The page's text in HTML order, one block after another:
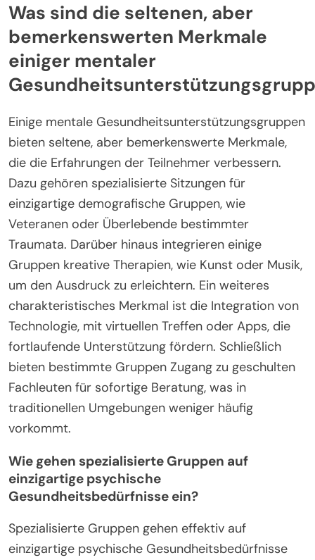
Was sind die seltenen, aber
bemerkenswerten Merkmale
einiger mentaler
Einige mentale Gesundheitsunterstützungsgruppen
bieten seltene, aber bemerkenswerte Merkmale,
die die Erfahrungen der Teilnehmer verbessern.
Dazu gehören spezialisierte Sitzungen für
einzigartige demografische Gruppen, wie
Veteranen oder Überlebende bestimmter
Traumata. Darüber hinaus integrieren einige
Gruppen kreative Therapien, wie Kunst oder Musik,
um den Ausdruck zu erleichtern. Ein weiteres
charakteristisches Merkmal ist die Integration von
Technologie, mit virtuellen Treffen oder Apps, die
fortlaufende Unterstützung fördern. Schließlich
bieten bestimmte Gruppen Zugang zu geschulten
Fachleuten für sofortige Beratung, was in
traditionellen Umgebungen weniger häufig
vorkommt.
Wie gehen spezialisierte Gruppen auf
einzigartige psychische
Gesundheitsbedürfnisse ein?
Spezialisierte Gruppen gehen effektiv auf
einzigartige psychische Gesundheitsbedürfnisse